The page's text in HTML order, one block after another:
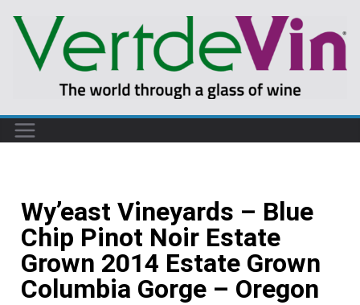
Wy’east Vineyards – Blue
Chip Pinot Noir Estate
Grown 2014 Estate Grown
Columbia Gorge – Oregon